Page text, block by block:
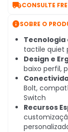
CONSULTE
SOBRE O
Tecnologia
tactile quiet
Design e
baixo perfil,
Bolt,
Switch
Recursos